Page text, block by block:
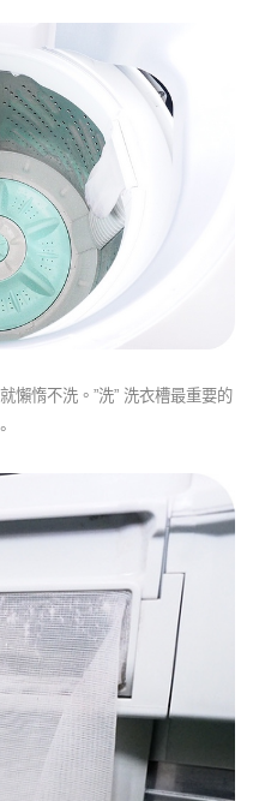
懶惰不洗。”洗” 洗衣槽最重要的